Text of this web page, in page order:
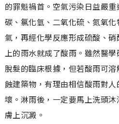
的罪魁禍首。空氣污染日益嚴
碳、氯化氫、二氧化硫、氮氧
氣，再經化學反應形成硫酸、
上的雨水就成了酸雨。雖然醫
脫髮的臨床根據，但若酸雨可
蝕建築物，有理由相信酸雨對
壞。淋雨後，一定要馬上洗頭
膚上沉澱。